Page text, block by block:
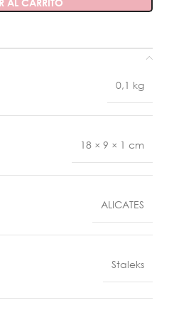
0,1 kg
18 × 9 × 1 cm
ALICATES
Staleks